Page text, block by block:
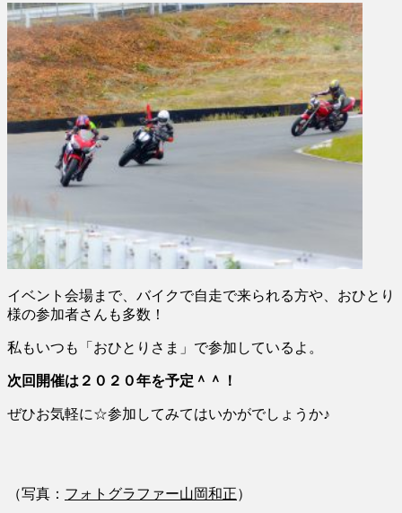
イベント会場まで、バイクで自走で来られる方や、おひとり
様の参加者さんも多数！
私もいつも「おひとりさま」で参加しているよ。
次回開催は２０２０年を予定＾＾！
ぜひお気軽に☆参加してみてはいかがでしょうか♪
（写真： フォトグラファー山岡和正）